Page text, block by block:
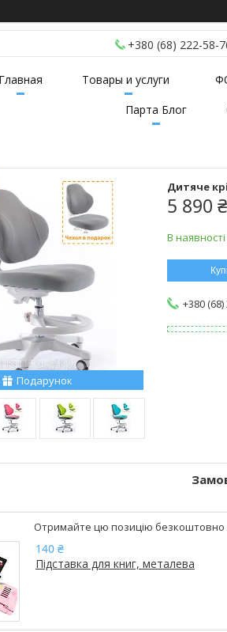
+380 (68) 222-58-
Главная Товары и услуги
Парта Блог
Подарунок
Дитяче
5 890 ₴
В наявності
+380
Отримайте цю позицію безкоштовно
140 ₴
Підставка для книг, металева